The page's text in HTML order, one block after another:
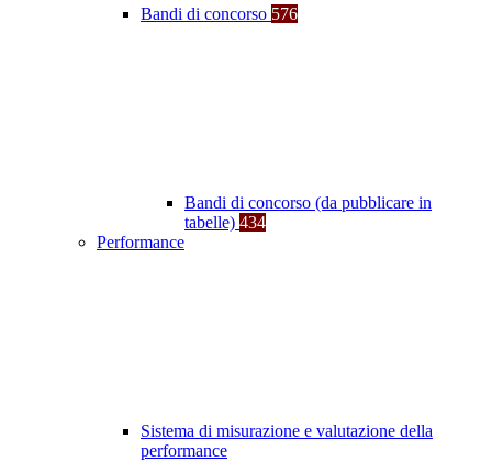
Bandi di concorso 576
Bandi di concorso (da pubblicare in
tabelle) 434
Performance
Sistema di misurazione e valutazione della
performance